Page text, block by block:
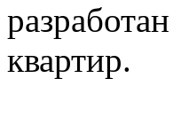
квартир.